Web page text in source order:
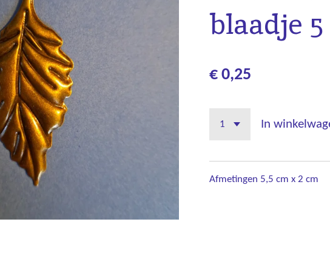
blaadje 5
€ 0,25
In
Afmetingen 5,5 cm x 2 cm